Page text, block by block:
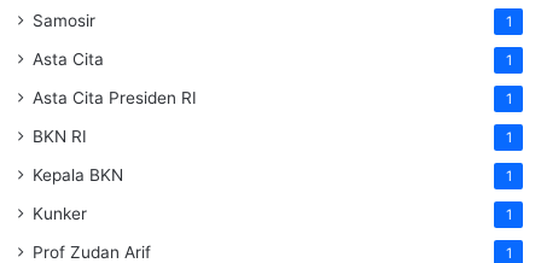
Samosir 1
Asta Cita 1
Asta Cita Presiden RI 1
BKN RI 1
Kepala BKN 1
Kunker 1
Prof Zudan Arif 1